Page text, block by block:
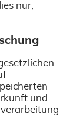
nur,
und